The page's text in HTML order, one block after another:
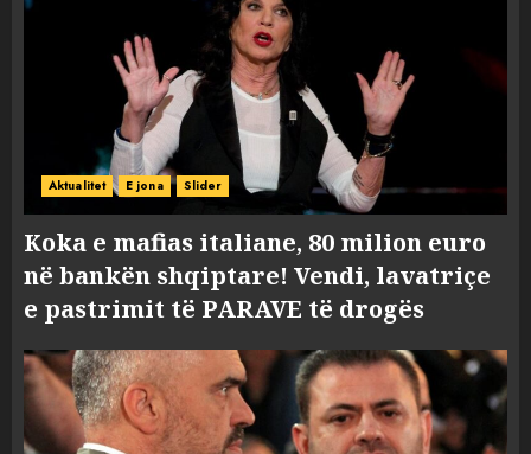
Aktualitet E jona Slider
Koka e mafias italiane, 80 milion euro
në bankën shqiptare! Vendi, lavatriçe
e pastrimit të PARAVE të drogës